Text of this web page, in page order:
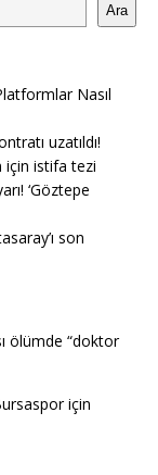
Ara
Nasıl
uzatıldı!
için istifa tezi
‘Göztepe
son
ölümde “doktor
için